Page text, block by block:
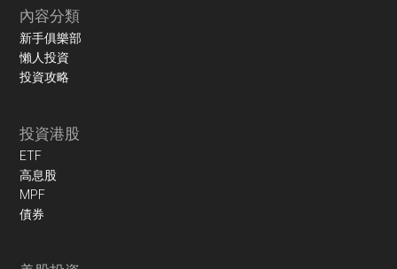
內容分類
新手俱樂部
懶人投資
投資攻略
投資港股
ETF
高息股
MPF
債券